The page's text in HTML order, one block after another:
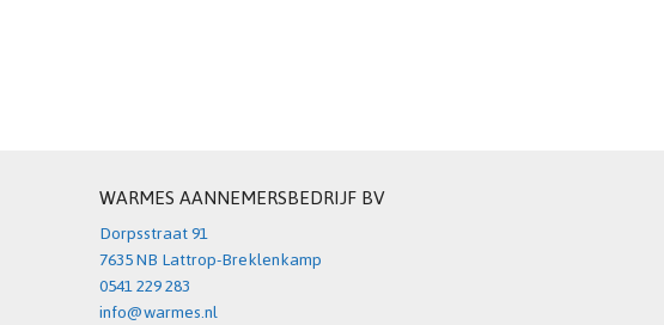
WARMES AANNEMERSBEDRIJF BV
Dorpsstraat 91
7635 NB Lattrop-Breklenkamp
0541 229 283
info@warmes.nl